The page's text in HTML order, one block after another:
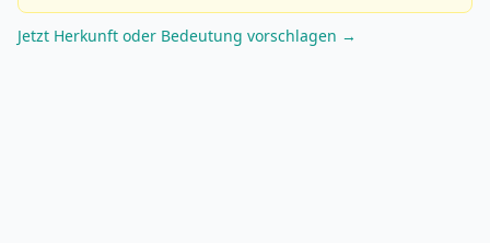
Jetzt Herkunft oder Bedeutung vorschlagen →